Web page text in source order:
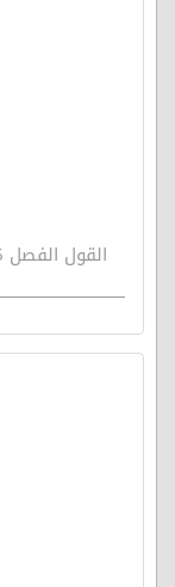
القول الفصل 525 - دينكم وعلمكم عين سياستكم